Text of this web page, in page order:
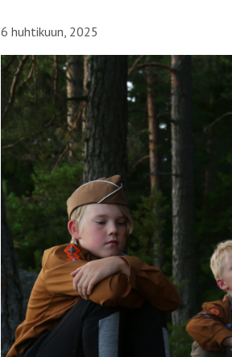
6 huhtikuun, 2025